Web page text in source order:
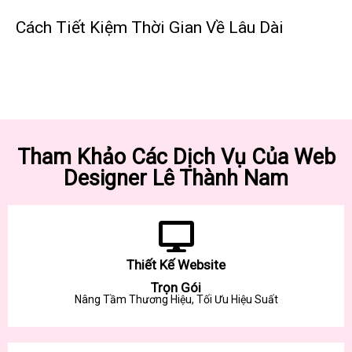
Cách Tiết Kiệm Thời Gian Về Lâu Dài
Tham Khảo Các Dịch Vụ Của Web
Designer Lê Thành Nam
Thiết Kế Website
Trọn Gói
Nâng Tầm Thương Hiệu, Tối Ưu Hiệu Suất